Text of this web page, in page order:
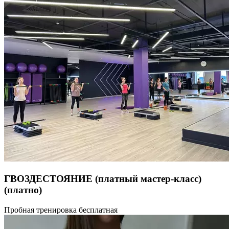
ГВОЗДЕСТОЯНИЕ (платный мастер-класс)
(платно)
Гвоздестояние — групповая практика Гвоздестояние —
это глубокая телесно-психологическая практика,
Пробная тренировка бесплатная